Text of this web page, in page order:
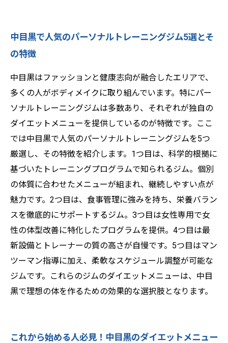
中目黒で人気のパーソナルトレーニングジム5選とそ
の特徴
中目黒はファッションと健康志向が融合したエリアで、
多くの人がボディメイクに取り組んでいます。特にパー
ソナルトレーニングジムは多数あり、それぞれが独自の
ダイエットメニューを提供しているのが特徴です。ここ
では中目黒で人気のパーソナルトレーニングジムを5つ
厳選し、その特徴を紹介します。1つ目は、科学的根拠に
基づいたトレーニングプログラムで知られるジム。個別
の体質に合わせたメニューが組まれ、継続しやすい点が
魅力です。2つ目は、食事管理に強みを持ち、栄養バラン
スを徹底的にサポートするジム。3つ目は女性専用で女
性の体型改善に特化したプログラムを提供。4つ目は最
新設備とトレーナーの質の高さが自慢です。5つ目はマン
ツーマン指導に加え、柔軟なスケジュール調整が可能な
ジムです。これらのジムのダイエットメニューは、中目
黒で理想の体を作るための効果的な選択肢となります。
これから始める人必見！中目黒のダイエットメニュー